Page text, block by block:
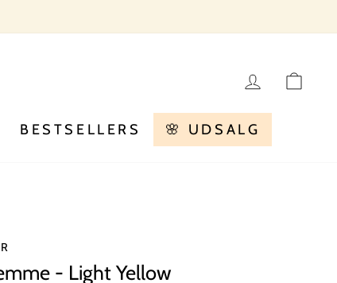
LOG
BESTSELLERS 🌸 UDSALG
- Light Yellow